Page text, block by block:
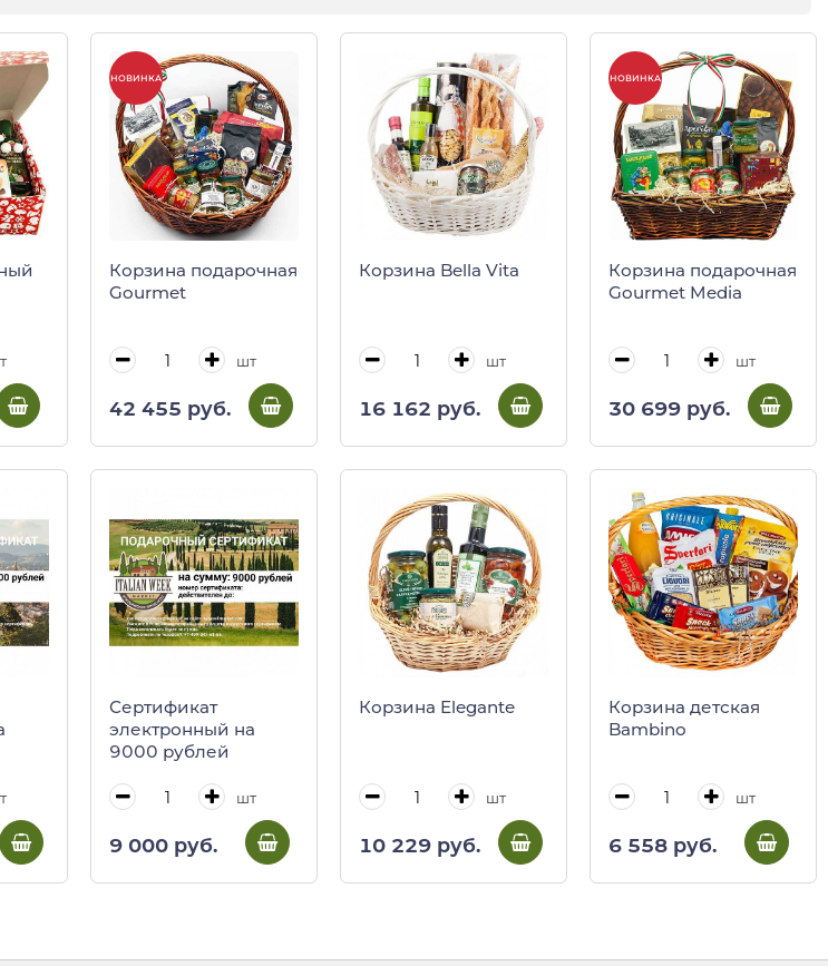
НОВИНКА
Корзина подарочная
Gourmet
шт
42 455 руб.
Корзина Bella Vita
шт
16 162 руб.
НОВИНКА
Корзина подарочная
Gourmet Media
шт
30 699 руб.
Сертификат
электронный на
9000 рублей
шт
9 000 руб.
Корзина Elegante
шт
10 229 руб.
Корзина детская
Bambino
шт
6 558 руб.